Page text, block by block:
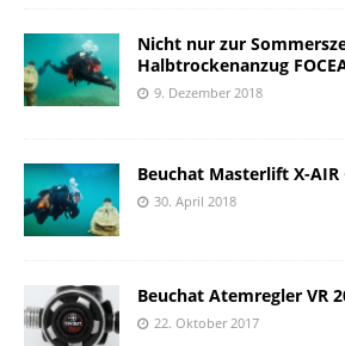
Nicht nur zur
Halbtrockenanzug
9. Dezember 2018
Beuchat Masterlift X-AIR
30. April 2018
Beuchat Atemregler VR
22. Oktober 2017